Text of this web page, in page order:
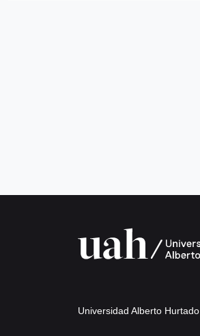
Universidad Alberto Hurtado